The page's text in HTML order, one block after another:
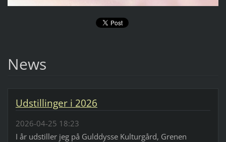
News
Udstillinger i 2026
2026-04-25 18:23
I år udstiller jeg på Gulddysse Kulturgård, Grenen